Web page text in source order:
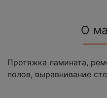
О
Протяжка ламината,
полов, выравнивание